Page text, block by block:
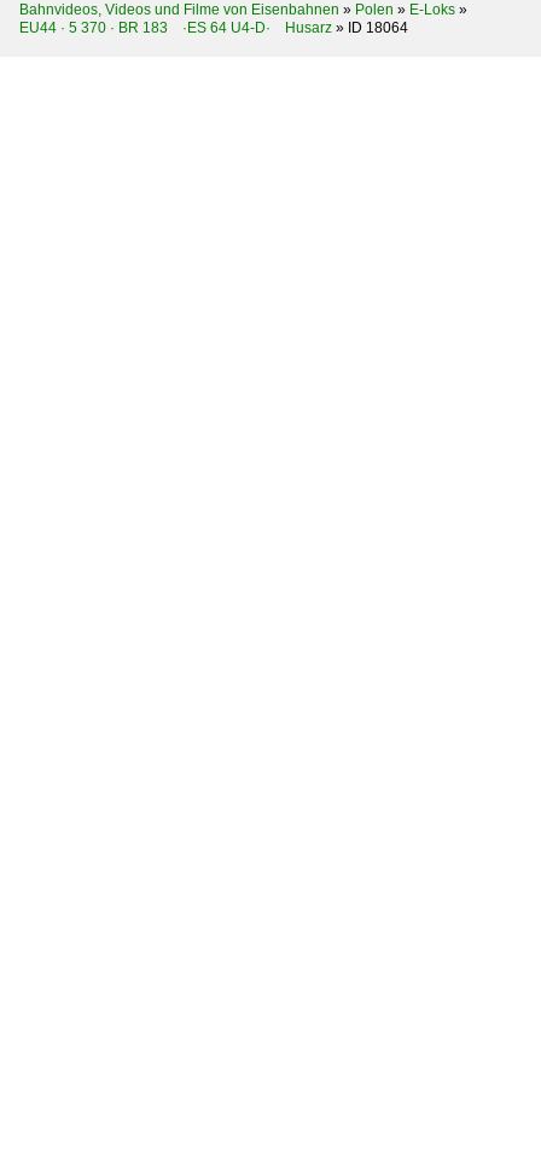
Bahnvideos, Videos und Filme von Eisenbahnen » Polen » E-Loks »
EU44 · 5 370 · BR 183 ·ES 64 U4-D· Husarz » ID 18064